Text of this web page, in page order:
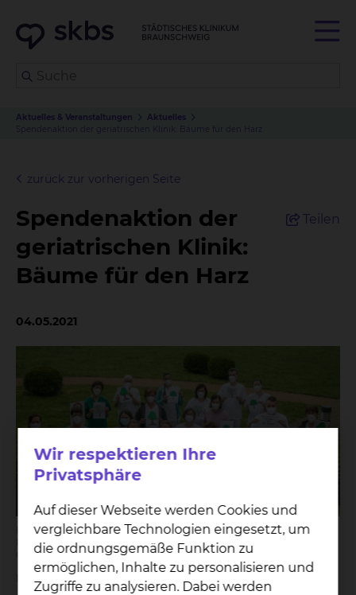
Aktuelles & Veranstaltungen
Aktuelles
Spendenaktion der geriatrischen Klinik: Bäume für den Harz
zurück zur vorherigen Seite
Spendenaktion der
geriatrischen Klinik:
Bäume für den Harz
Teilen
04.05.2021
Bildunterschrift: Die Mitarbeitenden der geriatrischen Station des
Klinikums Braunschweig sind stolz auf die große Spendensumme,
die zusammengekommen ist.
Bildnachweis: Klinikum Braunschweig/Peter Sierigk
Wir respektieren Ihre
Privatsphäre
Auf dieser Webseite werden Cookies und
vergleichbare Technologien eingesetzt, um
die ordnungsgemäße Funktion zu
ermöglichen, Inhalte zu personalisieren und
Zugriffe zu analysieren. Dabei werden